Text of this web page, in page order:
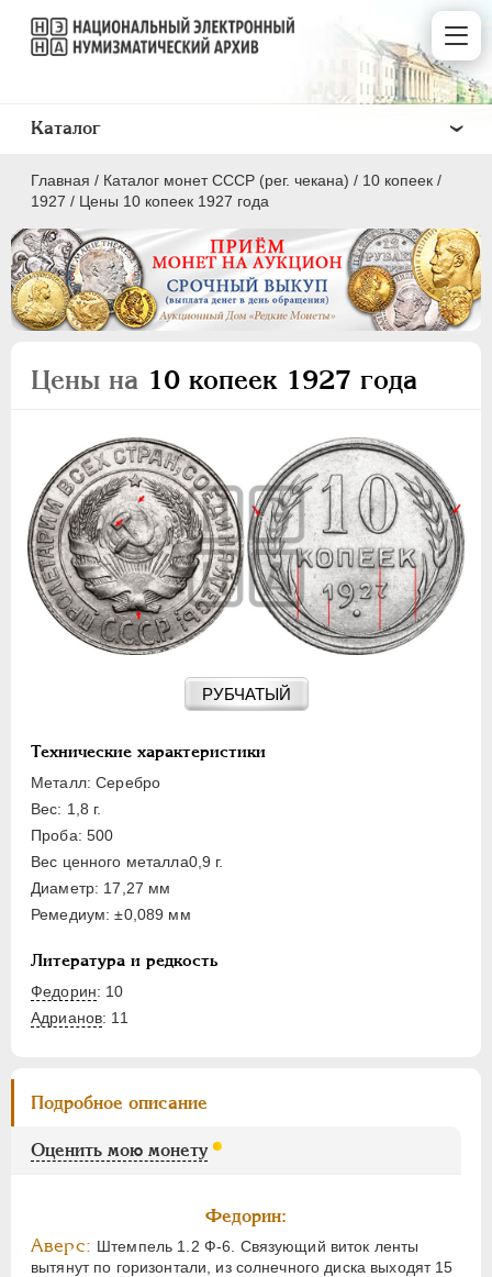
Главная / Каталог монет СССР (рег. чекана) / 10 копеек /
1927 / Цены 10 копеек 1927 года
Цены на 10 копеек 1927 года
РУБЧАТЫЙ
Технические характеристики
Металл: Серебро
Вес: 1,8 г.
Проба: 500
Вес ценного металла0,9 г.
Диаметр: 17,27 мм
Ремедиум: ±0,089 мм
Литература и редкость
Федорин: 10
Адрианов: 11
Подробное описание
Оценить мою монету
Федорин:
Аверс: Штемпель 1.2 Ф-6. Связующий виток ленты
вытянут по горизонтали, из солнечного диска выходят 15
Каталог
ПОЛКОПЕЙКИ
2 КОПЕЙКИ
5 КОПЕЕК
10 КОПЕЕК
15 КОПЕЕК
20 КОПЕЕК
50 КОПЕЕК
ПОЛТИННИК
1 РУБЛЬ
10 РУБЛЕЙ
ЧЕРВОНЕЦ